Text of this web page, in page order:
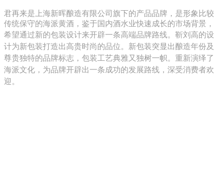
君再来是上海新晖酿造有限公司旗下的产品品牌，是形象比较
传统保守的海派黄酒，鉴于国内酒水业快速成长的市场背景，
希望通过新的包装设计来开辟一条高端品牌路线。靳刘高的设
计为新包装打造出高贵时尚的品位。新包装突显出酿造年份及
尊贵独特的品牌标志，包装工艺典雅又独树一帜。重新演绎了
海派文化，为品牌开辟出一条成功的发展路线，深受消费者欢
迎。